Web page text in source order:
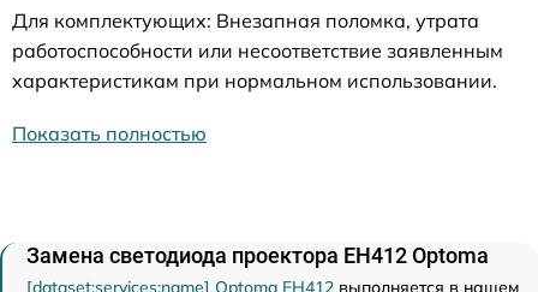
Для комплектующих: Внезапная поломка, утрата
работоспособности или несоответствие заявленным
характеристикам при нормальном использовании.
Показать полностью
Замена светодиода проектора EH412 Optoma
[dataset:services:name] Optoma EH412 выполняется в нашем